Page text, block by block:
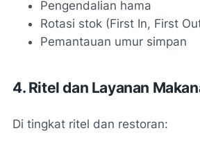
Pengendalian hama
Rotasi stok (First In, First
Pemantauan umur simpan
4. Ritel dan Layanan
Di tingkat ritel dan restoran: